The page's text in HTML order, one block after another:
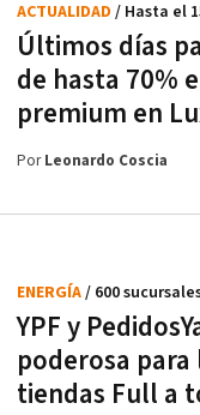
Últimos días
de hasta 70%
premium en
ACTUALIDAD / Hasta el
PorLeonardo Coscia
YPF y
poderosa
tiendas Full a
ENERGÍA/ 600